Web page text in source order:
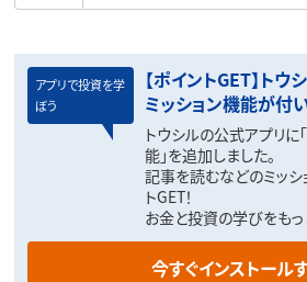
アプリで投資を学
ぼう
【ポイントGET】ト
ミッション機能が付
トウシルの公式アプリに
能」を追加しました。
記事を読むなどのミッシ
トGET！
お金と投資の学びをもっ
今すぐインストール